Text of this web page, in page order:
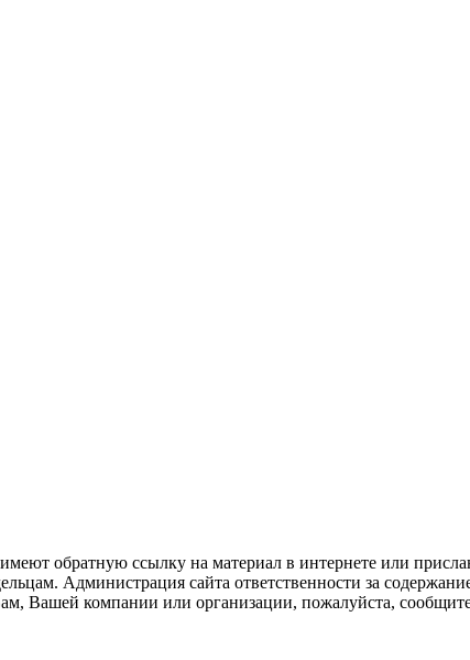
обратную ссылку на материал в интернете или
Администрация сайта ответственности за
Вашей компании или организации, пожалуйста,